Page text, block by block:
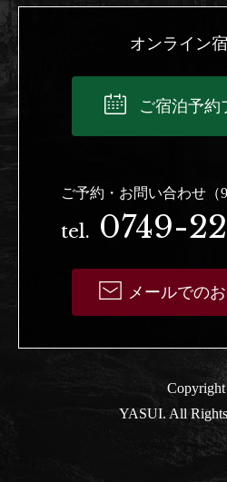
オンライン
ご宿泊予約
ご予約・お問い合わせ（9
tel. 0749-
メールでの
YASUI. All Rights